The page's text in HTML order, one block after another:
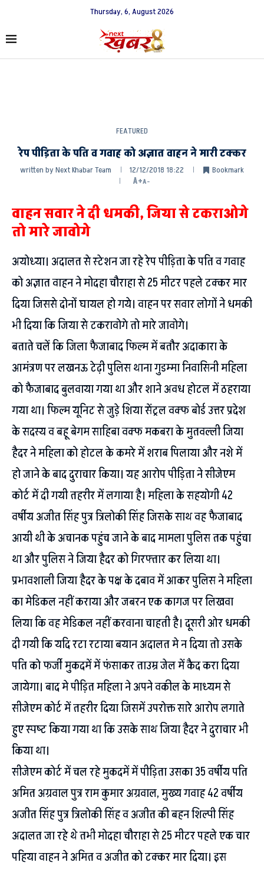
Thursday, 6, August 2026
FEATURED
रेप पीड़िता के पति व गवाह को अज्ञात वाहन ने मारी टक्कर
written byNext Khabar Team 12/12/2018 18:22
Bookmark
A+A-
वाहन सवार ने दी धमकी, जिया से टकराओगे
तो मारे जावोगे
अयोध्या। अदालत से स्टेशन जा रहे रेप पीड़िता के पति व गवाह
को अज्ञात वाहन ने मोदहा चौराहा से 25 मीटर पहले टक्कर मार
दिया जिससे दोनों घायल हो गये। वाहन पर सवार लोगों ने धमकी
भी दिया कि जिया से टकरावोगे तो मारे जावोगे।
बताते चलें कि जिला फैजाबाद फिल्म में बतौर अदाकारा के
आमंत्रण पर लखनऊ टेढ़ी पुलिस थाना गुडम्मा निवासिनी महिला
को फैजाबाद बुलवाया गया था और शाने अवध होटल में ठहराया
गया था। फिल्म यूनिट से जुड़े शिया सेंट्रल वक्फ बोर्ड उत्तर प्रदेश
के सदस्य व बहू बेगम साहिबा वक्फ मकबरा के मुतवल्ली जिया
हैदर ने महिला को होटल के कमरे में शराब पिलाया और नशे में
हो जाने के बाद दुराचार किया। यह आरोप पीड़िता ने सीजेएम
कोर्ट में दी गयी तहरीर में लगाया है। महिला के सहयोगी 42
वर्षीय अजीत सिंह पुत्र त्रिलोकी सिंह जिसके साथ वह फैजाबाद
आयी थी के अचानक पहुंच जाने के बाद मामला पुलिस तक पहुंचा
था और पुलिस ने जिया हैदर को गिरफ्तार कर लिया था।
प्रभावशाली जिया हैदर के पक्ष के दबाव में आकर पुलिस ने महिला
का मेडिकल नहीं कराया और जबरन एक कागज पर लिखवा
लिया कि वह मेडिकल नहीं करवाना चाहती है। दूसरी ओर धमकी
दी गयी कि यदि रटा रटाया बयान अदालत मे न दिया तो उसके
पति को फर्जी मुकदमें में फंसाकर ताउम्र जेल में कैद करा दिया
जायेगा। बाद मे पीड़ित महिला ने अपने वकील के माध्यम से
सीजेएम कोर्ट में तहरीर दिया जिसमें उपरोक्त सारे आरोप लगाते
हुए स्पष्ट किया गया था कि उसके साथ जिया हैदर ने दुराचार भी
किया था।
सीजेएम कोर्ट में चल रहे मुकदमें में पीड़िता उसका 35 वर्षीय पति
अमित अग्रवाल पुत्र राम कुमार अग्रवाल, मुख्य गवाह 42 वर्षीय
अजीत सिंह पुत्र त्रिलोकी सिंह व अजीत की बहन शिल्पी सिंह
अदालत जा रहे थे तभी मोदहा चौराहा से 25 मीटर पहले एक चार
पहिया वाहन ने अमित व अजीत को टक्कर मार दिया। इस